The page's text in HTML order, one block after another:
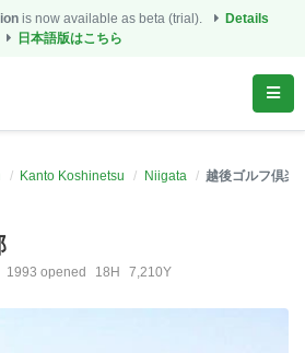
is now available as beta (trial).
Details
日本語版はこちら
Kanto Koshinetsu Niigata 越後ゴルフ倶楽
1993 opened 18H 7,210Y